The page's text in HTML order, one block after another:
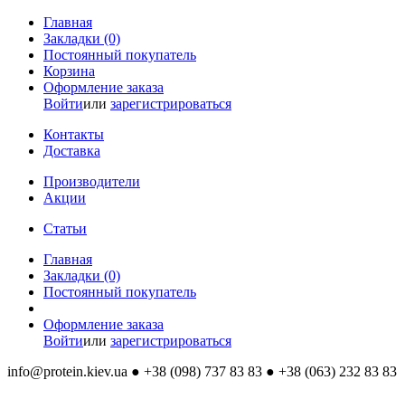
Главная
Закладки (0)
Постоянный покупатель
Корзина
Оформление заказа
Войтиили зарегистрироваться
Контакты
Доставка
Производители
Акции
Статьи
Главная
Закладки (0)
Постоянный покупатель
Оформление заказа
Войтиили зарегистрироваться
info@protein.kiev.ua ● +38 (098) 737 83 83 ● +38 (063) 232 83 83